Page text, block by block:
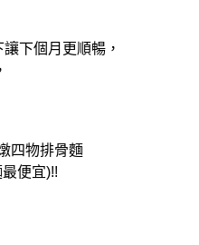
下個月更順暢，
四物排骨麵
便宜)!!